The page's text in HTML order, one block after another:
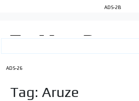
ADS-2B
ADS-26
Tag: Aruze